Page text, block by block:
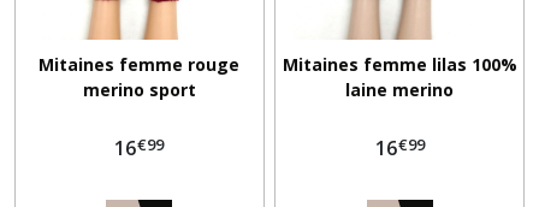
Mitaines femme rouge
merino sport
16€99
Mitaines femme lilas 100%
laine merino
16€99